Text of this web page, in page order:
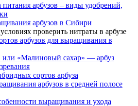
арбузов – виды удобрений,
арбузов в Сибири
проверить нитраты в арбузе
арбузов для выращивания в
«Малиновый сахар» — арбуз
сортов арбуза
арбузов в средней полосе
выращивания и ухода